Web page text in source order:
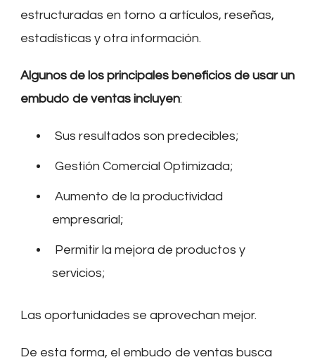
estructuradas en torno a artículos, reseñas,
estadísticas y otra información.
Algunos de los principales beneficios de usar un
embudo de ventas incluyen:
Sus resultados son predecibles;
Gestión Comercial Optimizada;
Aumento de la productividad
empresarial;
Permitir la mejora de productos y
servicios;
Las oportunidades se aprovechan mejor.
De esta forma, el embudo de ventas busca